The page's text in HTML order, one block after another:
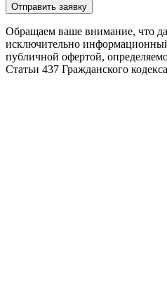
Обращаем ваше внимание, что
исключительно
публичной офертой,
Статьи 437 Гражданского